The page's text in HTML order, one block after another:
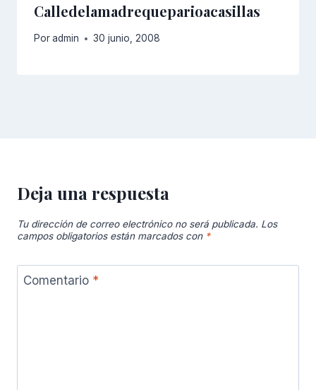
Calledelamadrequeparioacasillas
Poradmin 30 junio, 2008
Deja una respuesta
Tu dirección de correo electrónico no será publicada. Los
campos obligatorios están marcados con *
Comentario *